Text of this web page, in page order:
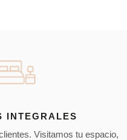
INTEGRALES
Visitamos tu espacio,